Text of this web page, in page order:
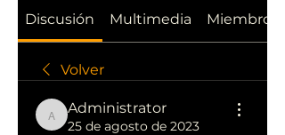
Discusión Multimedia Miembros
Volver
Administrator
Administrator
25 de agosto de 2023